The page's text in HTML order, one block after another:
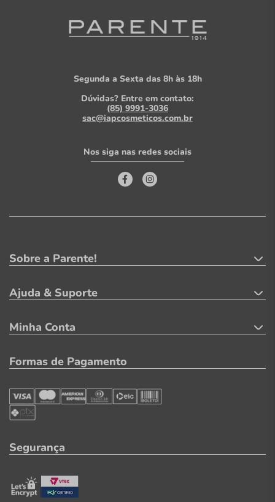
Segunda a Sexta das 8h às 18h
Dúvidas? Entre em contato:
(85) 9991-3036
sac@iapcosmeticos.com.br
Nos siga nas redes sociais
Sobre a Parente!
Ajuda & Suporte
Minha Conta
Formas de Pagamento
Segurança